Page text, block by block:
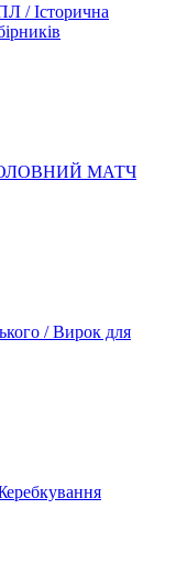
/ Історична
МАТЧ
/ Вирок для